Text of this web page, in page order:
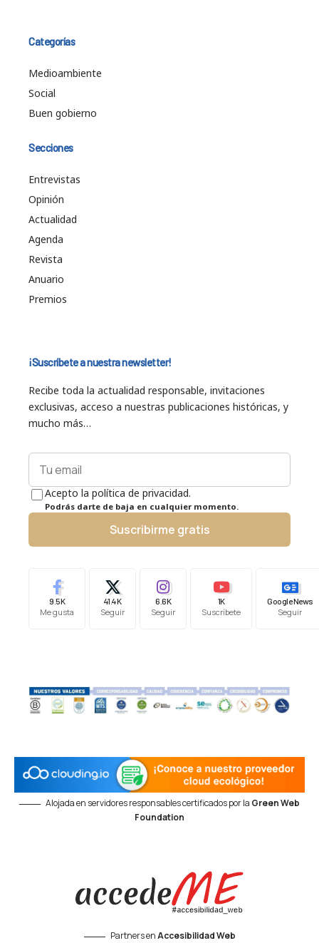
Categorías
Medioambiente
Social
Buen gobierno
Secciones
Entrevistas
Opinión
Actualidad
Agenda
Revista
Anuario
Premios
¡Suscríbete a nuestra newsletter!
Recibe toda la actualidad responsable, invitaciones
exclusivas, acceso a nuestras publicaciones históricas, y
mucho más…
Acepto la política de privacidad.
Podrás darte de baja en cualquier momento.
Suscribirme gratis
9.5K
Me gusta
41.4K
Seguir
6.6K
Seguir
1K
Suscríbete
Google News
Seguir
Alojada en servidores responsables certificados por la Green Web
Foundation
Partners enAccesibilidad Web